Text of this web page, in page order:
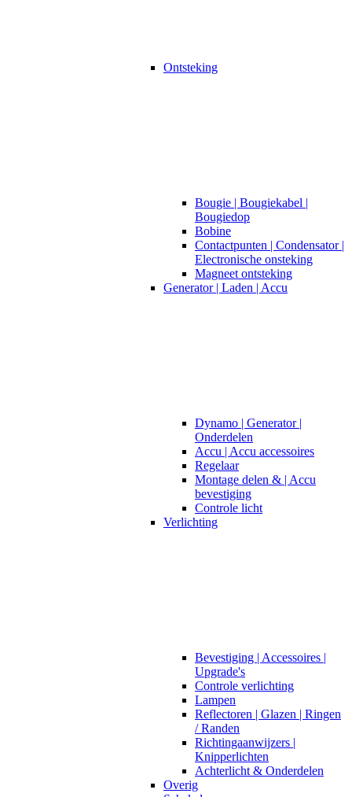
Ontsteking
Bougie | Bougiekabel |
Bougiedop
Bobine
Contactpunten | Condensator |
Electronische onsteking
Magneet ontsteking
Generator | Laden | Accu
Dynamo | Generator |
Onderdelen
Accu | Accu accessoires
Regelaar
Montage delen & | Accu
bevestiging
Controle licht
Verlichting
Bevestiging | Accessoires |
Upgrade's
Controle verlichting
Lampen
Reflectoren | Glazen | Ringen
/ Randen
Richtingaanwijzers |
Knipperlichten
Achterlicht & Onderdelen
Overig